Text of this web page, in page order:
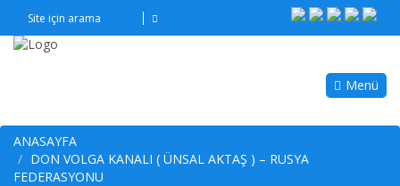
Menü
ANASAYFA
DON VOLGA KANALI ( ÜNSAL AKTAŞ ) – RUSYA
FEDERASYONU